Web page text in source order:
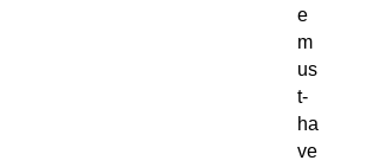
e
m
us
t-
ha
ve